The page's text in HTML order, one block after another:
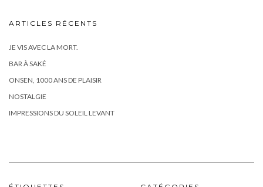
ARTICLES RÉCENTS
JE VIS AVEC LA MORT.
BAR À SAKÉ
ONSEN, 1000 ANS DE PLAISIR
NOSTALGIE
IMPRESSIONS DU SOLEIL LEVANT